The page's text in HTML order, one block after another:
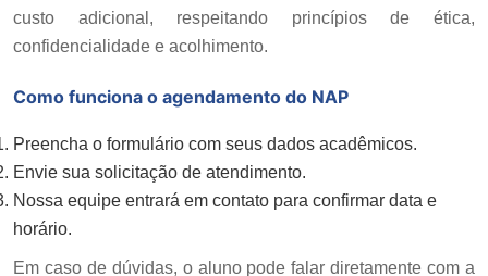
custo adicional, respeitando princípios de ética,
confidencialidade e acolhimento.
Como funciona o agendamento do NAP
Preencha o formulário com seus dados acadêmicos.
Envie sua solicitação de atendimento.
Nossa equipe entrará em contato para confirmar data e
horário.
Em caso de dúvidas, o aluno pode falar diretamente com a